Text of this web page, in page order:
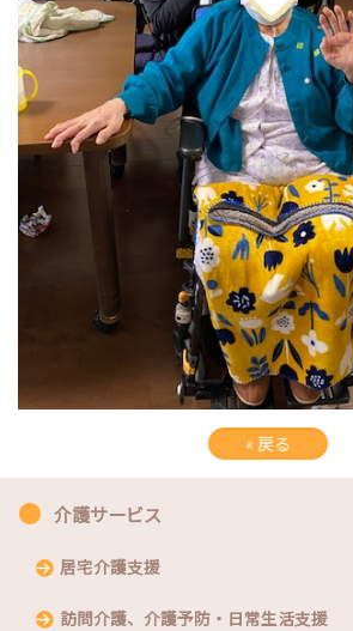
« 戻る
介護サービス
居宅介護支援
訪問介護、介護予防・日常生活支援